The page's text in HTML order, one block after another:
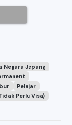
Negara Jepang
Pelajar
Perlu Visa)